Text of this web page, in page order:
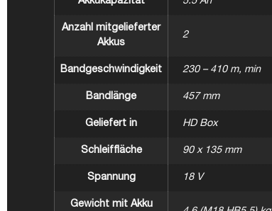
Anzahl mitgelieferter
Akkus
2
Bandgeschwindigkeit 230 – 410 m, min
Bandlänge 457 mm
Geliefert in HD Box
Schleiffläche 90 x 135 mm
Spannung 18 V
Gewicht mit Akku